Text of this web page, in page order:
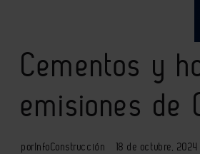
Cementos y
emisiones de
porInfoConstrucción 18 de octubre, 2024